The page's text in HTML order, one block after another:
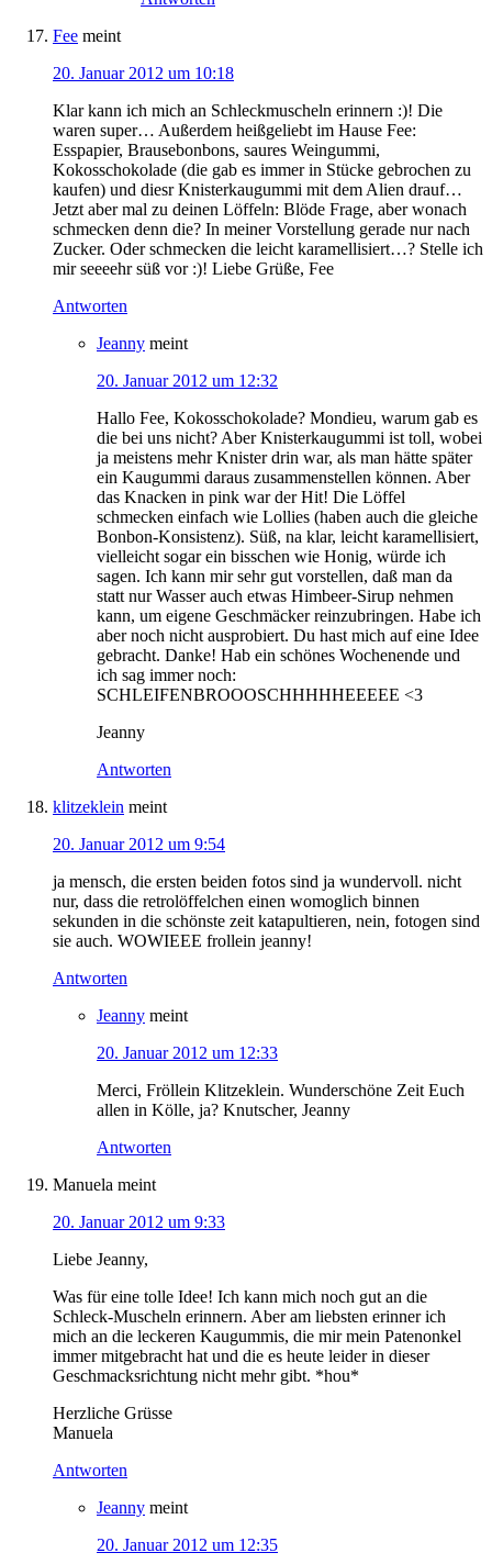
Fee meint
20. Januar 2012 um 10:18
Klar kann ich mich an Schleckmuscheln erinnern :)! Die
waren super… Außerdem heißgeliebt im Hause Fee:
Esspapier, Brausebonbons, saures Weingummi,
Kokosschokolade (die gab es immer in Stücke gebrochen zu
kaufen) und diesr Knisterkaugummi mit dem Alien drauf…
Jetzt aber mal zu deinen Löffeln: Blöde Frage, aber wonach
schmecken denn die? In meiner Vorstellung gerade nur nach
Zucker. Oder schmecken die leicht karamellisiert…? Stelle ich
mir seeeehr süß vor :)! Liebe Grüße, Fee
Antworten
Jeanny meint
20. Januar 2012 um 12:32
Hallo Fee, Kokosschokolade? Mondieu, warum gab es
die bei uns nicht? Aber Knisterkaugummi ist toll, wobei
ja meistens mehr Knister drin war, als man hätte später
ein Kaugummi daraus zusammenstellen können. Aber
das Knacken in pink war der Hit! Die Löffel
schmecken einfach wie Lollies (haben auch die gleiche
Bonbon-Konsistenz). Süß, na klar, leicht karamellisiert,
vielleicht sogar ein bisschen wie Honig, würde ich
sagen. Ich kann mir sehr gut vorstellen, daß man da
statt nur Wasser auch etwas Himbeer-Sirup nehmen
kann, um eigene Geschmäcker reinzubringen. Habe ich
aber noch nicht ausprobiert. Du hast mich auf eine Idee
gebracht. Danke! Hab ein schönes Wochenende und
ich sag immer noch:
SCHLEIFENBROOOSCHHHHHEEEEE <3
Jeanny
Antworten
klitzeklein meint
20. Januar 2012 um 9:54
ja mensch, die ersten beiden fotos sind ja wundervoll. nicht
nur, dass die retrolöffelchen einen womoglich binnen
sekunden in die schönste zeit katapultieren, nein, fotogen sind
sie auch. WOWIEEE frollein jeanny!
Antworten
Jeanny meint
20. Januar 2012 um 12:33
Merci, Fröllein Klitzeklein. Wunderschöne Zeit Euch
allen in Kölle, ja? Knutscher, Jeanny
Antworten
Manuela meint
20. Januar 2012 um 9:33
Liebe Jeanny,
Was für eine tolle Idee! Ich kann mich noch gut an die
Schleck-Muscheln erinnern. Aber am liebsten erinner ich
mich an die leckeren Kaugummis, die mir mein Patenonkel
immer mitgebracht hat und die es heute leider in dieser
Geschmacksrichtung nicht mehr gibt. *hou*
Herzliche Grüsse
Manuela
Antworten
Jeanny meint
20. Januar 2012 um 12:35